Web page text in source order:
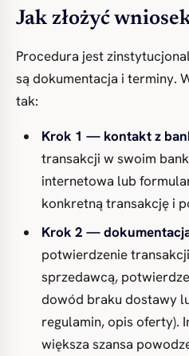
Jak złożyć
Procedura jest
są dokumentacja i terminy.
tak:
Krok 1 — kontakt z
transakcji w swoim
internetowa lub
konkretną transakcję i
Krok 2 —
potwierdzenie
sprzedawcą,
dowód braku dostawy
regulamin, opis oferty).
większa szansa